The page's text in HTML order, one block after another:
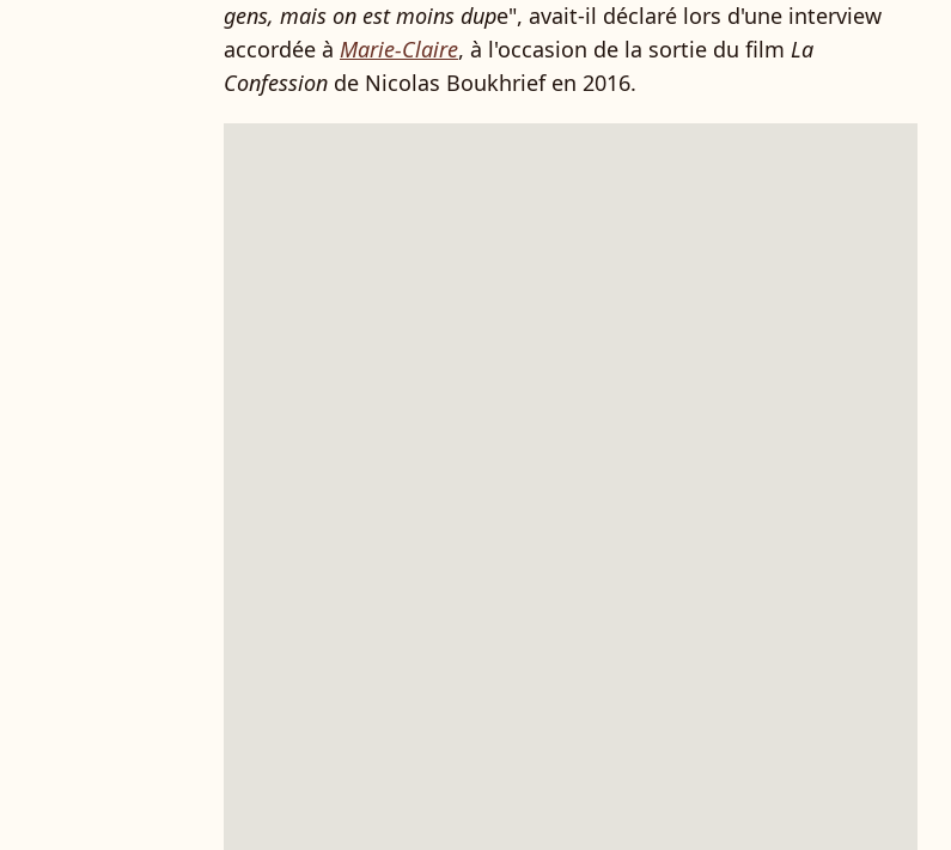
gens, mais on est moins dupe", avait-il déclaré lors d'une interview
accordée à Marie-Claire, à l'occasion de la sortie du film La
Confession de Nicolas Boukhrief en 2016.